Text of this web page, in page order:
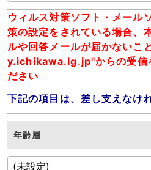
ウィルス対策ソフト・メール
策の設定をされている場合、
ルや回答メールが届かないこ
y.ichikawa.lg.jp"からの受信
ださい
下記の項目は、差し支えなけ
年齢層